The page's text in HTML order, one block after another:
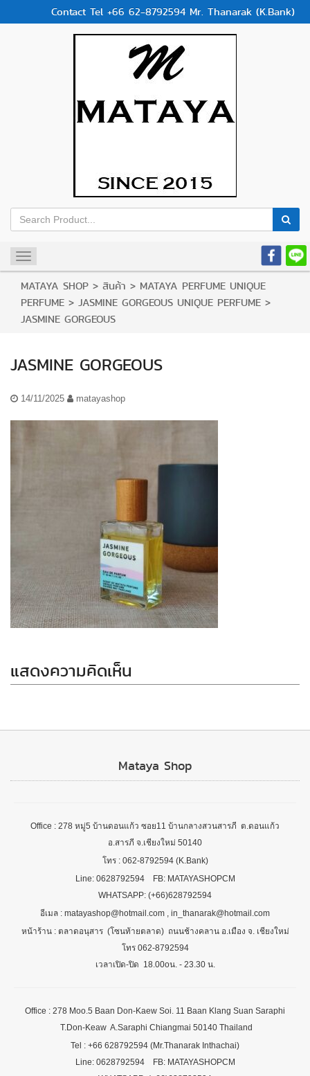
Contact Tel +66 62-8792594 Mr. Thanarak (K.Bank)
Toggle
navigation
MATAYA SHOP > สินค้า > MATAYA PERFUME UNIQUE
PERFUME > JASMINE GORGEOUS UNIQUE PERFUME >
JASMINE GORGEOUS
JASMINE GORGEOUS
14/11/2025 matayashop
แสดงความคิดเห็น
Mataya Shop
Office : 278 หมู่5 บ้านดอนแก้ว ซอย11 บ้านกลางสวนสารภี ต.ดอนแก้ว
อ.สารภี จ.เชียงใหม่ 50140
โทร : 062-8792594 (K.Bank)
Line: 0628792594 FB: MATAYASHOPCM
WHATSAPP: (+66)628792594
อีเมล : matayashop@hotmail.com , in_thanarak@hotmail.com
หน้าร้าน : ตลาดอนุสาร (โซนท้ายตลาด) ถนนช้างคลาน อ.เมือง จ. เชียงใหม่
โทร 062-8792594
เวลาเปิด-ปิด 18.00oน. - 23.30 น.
Office : 278 Moo.5 Baan Don-Kaew Soi. 11 Baan Klang Suan Saraphi
T.Don-Keaw A.Saraphi Chiangmai 50140 Thailand
Tel : +66 628792594 (Mr.Thanarak Inthachai)
Line: 0628792594 FB: MATAYASHOPCM